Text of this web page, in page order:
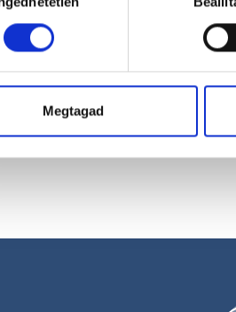
Megtagad
megjelenítése